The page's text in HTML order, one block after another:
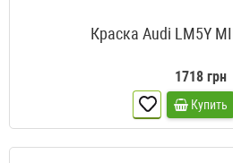
Краска Audi LM5Y
1718 грн
Купить